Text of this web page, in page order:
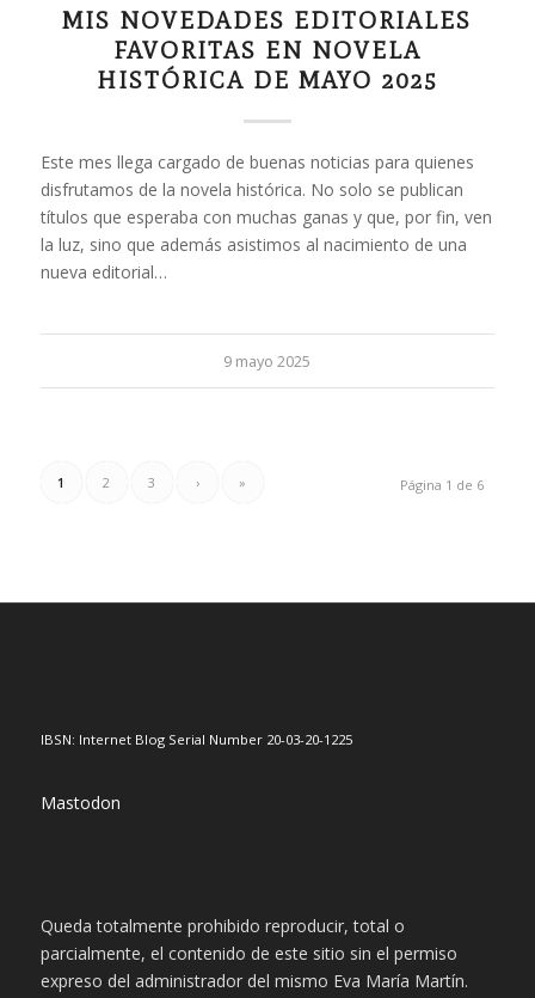
MIS NOVEDADES EDITORIALES
FAVORITAS EN NOVELA
HISTÓRICA DE MAYO 2025
Este mes llega cargado de buenas noticias para quienes
disfrutamos de la novela histórica. No solo se publican
títulos que esperaba con muchas ganas y que, por fin, ven
la luz, sino que además asistimos al nacimiento de una
nueva editorial…
9 mayo 2025
Página 1 de 6
1 2 3 › »
IBSN: Internet Blog Serial Number 20-03-20-1225
Mastodon
Queda totalmente prohibido reproducir, total o
parcialmente, el contenido de este sitio sin el permiso
expreso del administrador del mismo Eva María Martín.